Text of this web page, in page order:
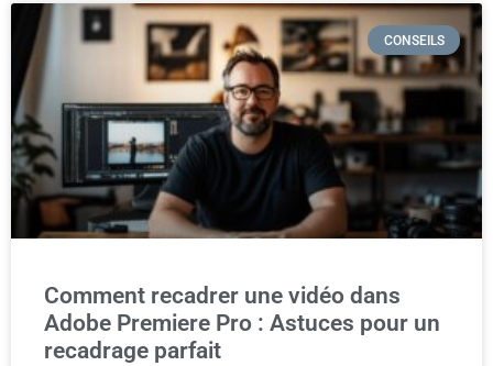
CONSEILS
Comment recadrer une vidéo dans
Adobe Premiere Pro : Astuces pour un
recadrage parfait